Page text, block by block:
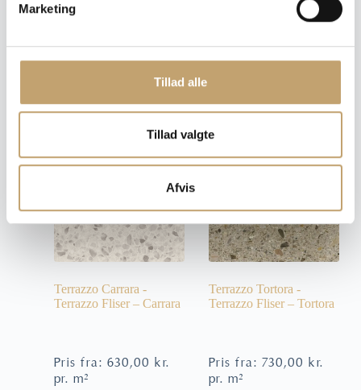
Marketing
Tillad alle
Tillad valgte
Afvis
Terrazzo Cannaregio -
690,00kr.
Terrazzo Fliser – Urano
Terrazzo Carrara -
Terrazzo Fliser – Carrara
Pris fra: 630,00kr.
pr. m²
Terrazzo Tortora -
Terrazzo Fliser – Tortora
Pris fra: 730,00kr.
pr. m²